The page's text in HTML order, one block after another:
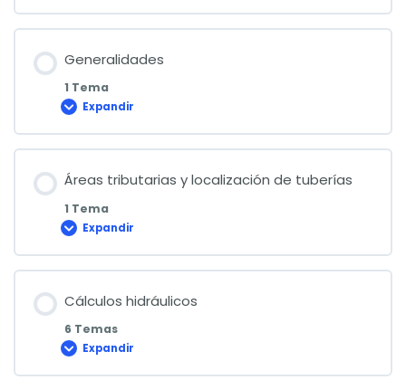
definiciones
Generalidades
1 Tema
Expandir
Generalidades
Áreas tributarias y localización de tuberías
1 Tema
Expandir
Áreas
y
localización
tuberías
Cálculos hidráulicos
6 Temas
Expandir
Cálculos